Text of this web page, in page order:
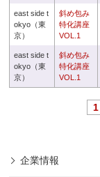
east side t
okyo（東
京）
斜め包み
特化講座
VOL.1
east side t
okyo（東
京）
斜め包み
特化講座
VOL.1
1
企業情報